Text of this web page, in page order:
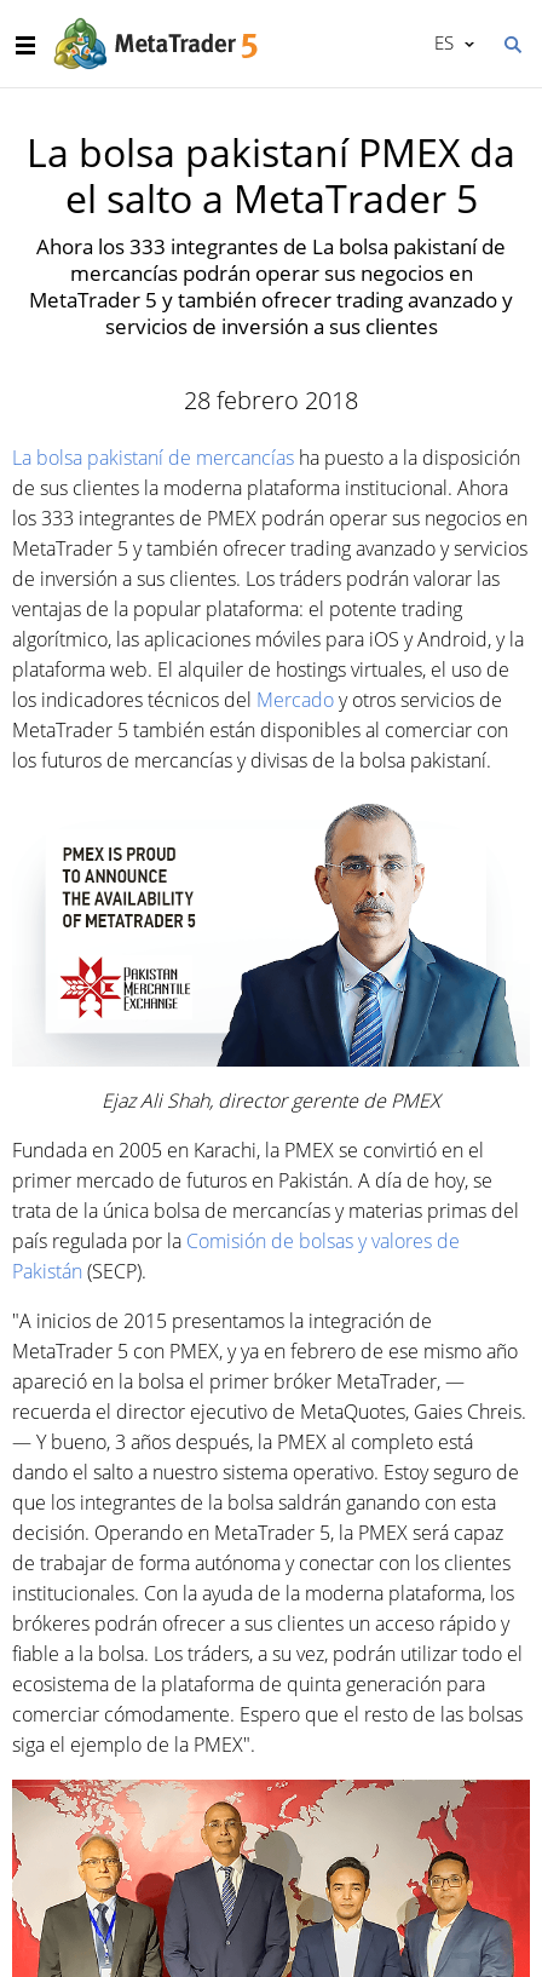
ES
La bolsa pakistaní PMEX da
el salto a MetaTrader 5
Ahora los 333 integrantes de La bolsa pakistaní de
mercancías podrán operar sus negocios en
MetaTrader 5 y también ofrecer trading avanzado y
servicios de inversión a sus clientes
28 febrero 2018
La bolsa pakistaní de mercancías ha puesto a la disposición
de sus clientes la moderna plataforma institucional. Ahora
los 333 integrantes de PMEX podrán operar sus negocios en
MetaTrader 5 y también ofrecer trading avanzado y servicios
de inversión a sus clientes. Los tráders podrán valorar las
ventajas de la popular plataforma: el potente trading
algorítmico, las aplicaciones móviles para iOS y Android, y la
plataforma web. El alquiler de hostings virtuales, el uso de
los indicadores técnicos del Mercadoy otros servicios de
MetaTrader 5 también están disponibles al comerciar con
los futuros de mercancías y divisas de la bolsa pakistaní.
Ejaz Ali Shah, director gerente de PMEX
Fundada en 2005 en Karachi, la PMEX se convirtió en el
primer mercado de futuros en Pakistán. A día de hoy, se
trata de la única bolsa de mercancías y materias primas del
país regulada por la Comisión de bolsas y valores de
Pakistán (SECP).
"A inicios de 2015 presentamos la integración de
MetaTrader 5 con PMEX, y ya en febrero de ese mismo año
apareció en la bolsa el primer bróker MetaTrader, —
recuerda el director ejecutivo de MetaQuotes, Gaies Chreis.
— Y bueno, 3 años después, la PMEX al completo está
dando el salto a nuestro sistema operativo. Estoy seguro de
que los integrantes de la bolsa saldrán ganando con esta
decisión. Operando en MetaTrader 5, la PMEX será capaz
de trabajar de forma autónoma y conectar con los clientes
institucionales. Con la ayuda de la moderna plataforma, los
brókeres podrán ofrecer a sus clientes un acceso rápido y
fiable a la bolsa. Los tráders, a su vez, podrán utilizar todo el
ecosistema de la plataforma de quinta generación para
comerciar cómodamente. Espero que el resto de las bolsas
siga el ejemplo de la PMEX".